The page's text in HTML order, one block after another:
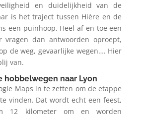
en duidelijkheid van de
is het traject tussen Hière en de
een puinhoop. Heel af en toe een
vragen dan antwoorden oproept,
de weg, gevaarlijke wegen…. Hier
van.
hobbelwegen naar Lyon
Maps in te zetten om de etappe
vinden. Dat wordt echt een feest,
12 kilometer om en worden